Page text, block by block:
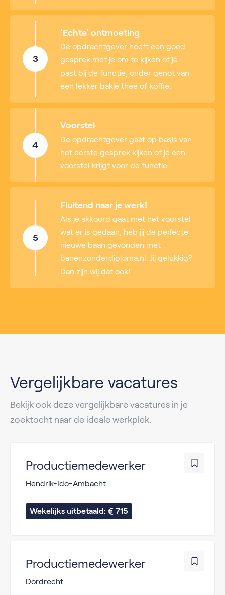
3
'Echte' ontmoeting
De opdrachtgever heeft een goed
gesprek met je om te kijken of je
past bij de functie, onder genot van
een lekker bakje thee of koffie.
4
Voorstel
De opdrachtgever gaat op basis van
het eerste gesprek kijken of je een
voorstel krijgt voor de functie.
5
Fluitend naar je werk!
Als je akkoord gaat met het voorstel
wat er is gedaan, heb jij de perfecte
nieuwe baan gevonden met
banenzonderdiploma.nl. Jij gelukkig?
Dan zijn wij dat ook!
Vergelijkbare vacatures
Bekijk ook deze vergelijkbare vacatures in je
zoektocht naar de ideale werkplek.
Productiemedewerker
Hendrik-Ido-Ambacht
Wekelijks uitbetaald: 715
Productiemedewerker
Dordrecht